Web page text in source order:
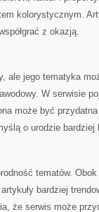
kolorystycznym.
z okazją.
ale jego tematyka
W serwisie
może być
o urodzie bardziej
tematów.
bardziej
że serwis może